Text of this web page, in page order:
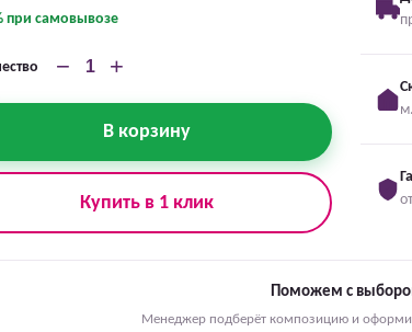
при самовывозе
− +
В корзину
Купить в 1 клик
Поможем с
Менеджер подберёт композицию и